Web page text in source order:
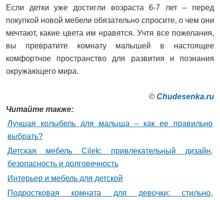
Если детки уже достигли возраста 6-7 лет – перед
покупкой новой мебели обязательно спросите, о чем они
мечтают, какие цвета им нравятся. Учтя все пожелания,
вы превратите комнату малышей в настоящее
комфортное пространство для развития и познания
окружающего мира.
© Сhudesenka.ru
Читайте также:
Лучшая колыбель для малыша – как ее правильно
выбрать?
Детская мебель Cilek: привлекательный дизайн,
безопасность и долговечность
Интерьер и мебель для детской
Подростковая комната для девочки: стильно,